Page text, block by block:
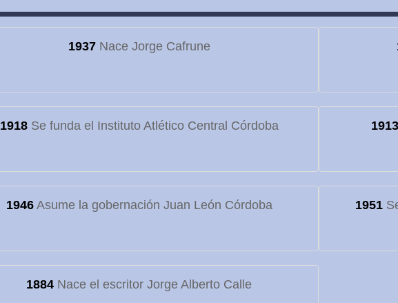
1937Nace Jorge Cafrune
1918Se funda el Instituto Atlético Central Córdoba 1913
1946Asume la gobernación Juan León Córdoba 1951
1884 Nace el escritor Jorge Alberto Calle